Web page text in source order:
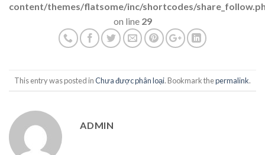
content/themes/flatsome/inc/shortcodes/
on line 29
This entry was posted inChưa được phân loại. Bookmark thepermalink.
ADMIN